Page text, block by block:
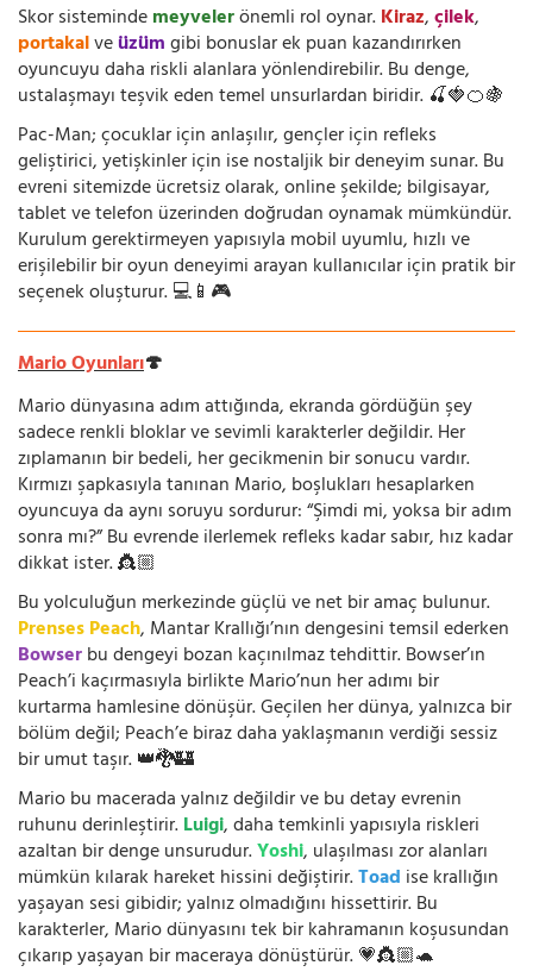
Skor sistemindemeyvelerönemli rol oynar.Kiraz,çilek,
portakalveüzümgibi bonuslar ek puan kazandırırken
oyuncuyu daha riskli alanlara yönlendirebilir. Bu denge,
ustalaşmayı teşvik eden temel unsurlardan biridir. 🍒🍓🍊🍇
Pac-Man; çocuklar için anlaşılır, gençler için refleks
geliştirici, yetişkinler için ise nostaljik bir deneyim sunar. Bu
evreni sitemizde ücretsiz olarak, online şekilde; bilgisayar,
tablet ve telefon üzerinden doğrudan oynamak mümkündür.
Kurulum gerektirmeyen yapısıyla mobil uyumlu, hızlı ve
erişilebilir bir oyun deneyimi arayan kullanıcılar için pratik bir
seçenek oluşturur. 💻📱🎮
Mario Oyunları🍄
Mario dünyasına adım attığında, ekranda gördüğün şey
sadece renkli bloklar ve sevimli karakterler değildir. Her
zıplamanın bir bedeli, her gecikmenin bir sonucu vardır.
Kırmızı şapkasıyla tanınan Mario, boşlukları hesaplarken
oyuncuya da aynı soruyu sordurur: “Şimdi mi, yoksa bir adım
sonra mı?” Bu evrende ilerlemek refleks kadar sabır, hız kadar
dikkat ister. 👸🏼
Bu yolculuğun merkezinde güçlü ve net bir amaç bulunur.
Prenses Peach, Mantar Krallığı’nın dengesini temsil ederken
Bowserbu dengeyi bozan kaçınılmaz tehdittir. Bowser’ın
Peach’i kaçırmasıyla birlikte Mario’nun her adımı bir
kurtarma hamlesine dönüşür. Geçilen her dünya, yalnızca bir
bölüm değil; Peach’e biraz daha yaklaşmanın verdiği sessiz
bir umut taşır. 👑🐉🏰
Mario bu macerada yalnız değildir ve bu detay evrenin
ruhunu derinleştirir.Luigi, daha temkinli yapısıyla riskleri
azaltan bir denge unsurudur.Yoshi, ulaşılması zor alanları
mümkün kılarak hareket hissini değiştirir.Toad ise krallığın
yaşayan sesi gibidir; yalnız olmadığını hissettirir. Bu
karakterler, Mario dünyasını tek bir kahramanın koşusundan
çıkarıp yaşayan bir maceraya dönüştürür. 💗👸🏼🐢